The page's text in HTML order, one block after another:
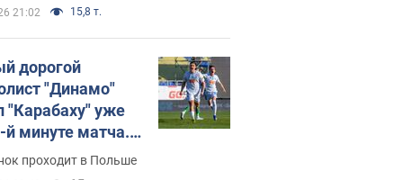
21:02 15,8 т.
дорогой
"Динамо"
"Карабаху" уже
й минуте матча.
проходит в Польше